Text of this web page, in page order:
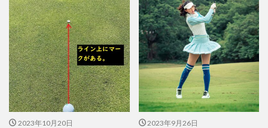
2023年10月20日 2023年9月26日